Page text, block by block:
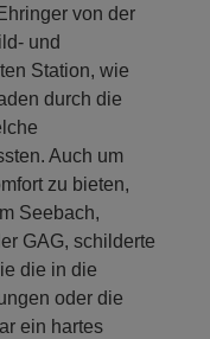
von der
und
Station, wie
durch die
Auch um
zu bieten,
Seebach,
GAG, schilderte
die in die
oder die
ein hartes